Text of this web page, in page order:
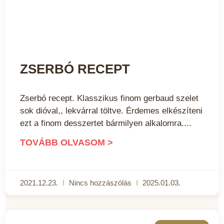
ZSERBÓ RECEPT
Zserbó recept. Klasszikus finom gerbaud szelet
sok dióval,, lekvárral töltve. Érdemes elkészíteni
ezt a finom desszertet bármilyen alkalomra.
TOVÁBB OLVASOM >
2021.12.23. Nincs hozzászólás 2025.01.03.